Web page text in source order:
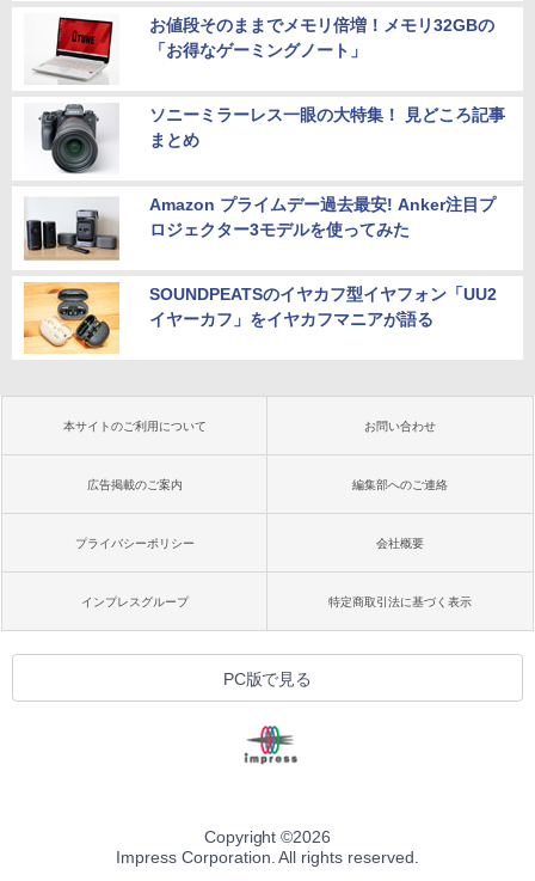
お値段そのままでメモリ倍増！メモリ32GBの
「お得なゲーミングノート」
ソニーミラーレス一眼の大特集！ 見どころ記事
まとめ
Amazon プライムデー過去最安! Anker注目プ
ロジェクター3モデルを使ってみた
SOUNDPEATSのイヤカフ型イヤフォン「UU2
イヤーカフ」をイヤカフマニアが語る
本サイトのご利用について お問い合わせ
広告掲載のご案内 編集部へのご連絡
プライバシーポリシー 会社概要
インプレスグループ 特定商取引法に基づく表示
PC版で見る
Copyright ©2026
Impress Corporation. All rights reserved.